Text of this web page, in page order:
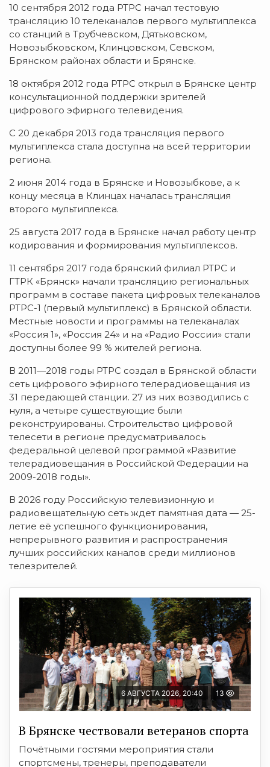
10 сентября 2012 года РТРС начал тестовую
трансляцию 10 телеканалов первого мультиплекса
со станций в Трубчевском, Дятьковском,
Новозыбковском, Клинцовском, Севском,
Брянском районах области и Брянске.
18 октября 2012 года РТРС открыл в Брянске центр
консультационной поддержки зрителей
цифрового эфирного телевидения.
С 20 декабря 2013 года трансляция первого
мультиплекса стала доступна на всей территории
региона.
2 июня 2014 года в Брянске и Новозыбкове, а к
концу месяца в Клинцах началась трансляция
второго мультиплекса.
25 августа 2017 года в Брянске начал работу центр
кодирования и формирования мультиплексов.
11 сентября 2017 года брянский филиал РТРС и
ГТРК «Брянск» начали трансляцию региональных
программ в составе пакета цифровых телеканалов
РТРС-1 (первый мультиплекс) в Брянской области.
Местные новости и программы на телеканалах
«Россия 1», «Россия 24» и на «Радио России» стали
доступны более 99 % жителей региона.
В 2011—2018 годы РТРС создал в Брянской области
сеть цифрового эфирного телерадиовещания из
31 передающей станции. 27 из них возводились с
нуля, а четыре существующие были
реконструированы. Строительство цифровой
телесети в регионе предусматривалось
федеральной целевой программой «Развитие
телерадиовещания в Российской Федерации на
2009-2018 годы».
В 2026 году Российскую телевизионную и
радиовещательную сеть ждет памятная дата — 25-
летие её успешного функционирования,
непрерывного развития и распространения
лучших российских каналов среди миллионов
телезрителей.
6 АВГУСТА 2026, 20:40 13
В Брянске чествовали ветеранов спорта
Почётными гостями мероприятия стали
спортсмены, тренеры, преподаватели